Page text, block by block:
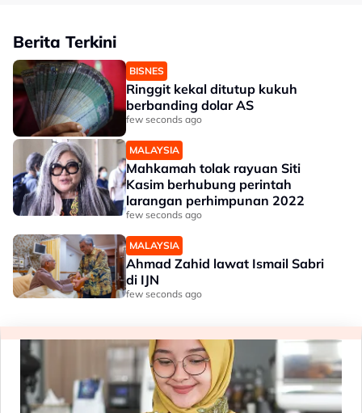
Berita Terkini
BISNES
Ringgit kekal ditutup kukuh
berbanding dolar AS
few seconds ago
MALAYSIA
Mahkamah tolak rayuan Siti
Kasim berhubung perintah
larangan perhimpunan 2022
few seconds ago
MALAYSIA
Ahmad Zahid lawat Ismail Sabri
di IJN
few seconds ago